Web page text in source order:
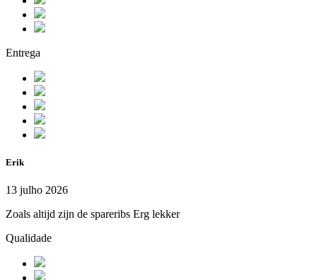
Entrega
Erik
13 julho 2026
Zoals altijd zijn de spareribs Erg lekker
Qualidade